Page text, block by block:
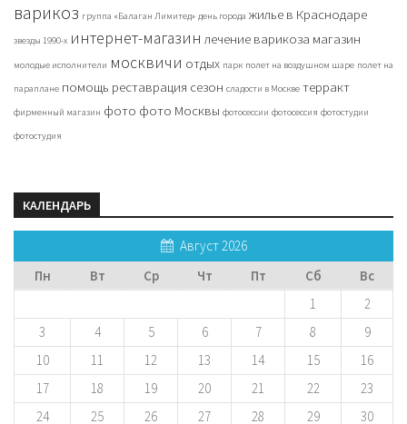
варикоз группа «Балаган Лимитед» день города жилье в Краснодаре
звезды 1990-х интернет-магазин лечение варикоза магазин
молодые исполнители москвичи отдых парк полет на воздушном шаре полет на
параплане помощь реставрация сезон сладости в Москве терракт
фирменный магазин фото фото Москвы фотосессии фотосессия фотостудии
фотостудия
КАЛЕНДАРЬ
Август 2026
Пн
Вт Ср Чт Пт Сб Вс
1
2
3
4 5 6 7 8
9
10
11 12 13 14 15
16
17
18 19 20 21 22
23
24
25 26 27 28 29
30